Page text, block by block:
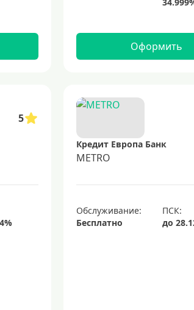
Оформить
5
Кредит Европа Банк
METRO
Обслуживание:
Бесплатно